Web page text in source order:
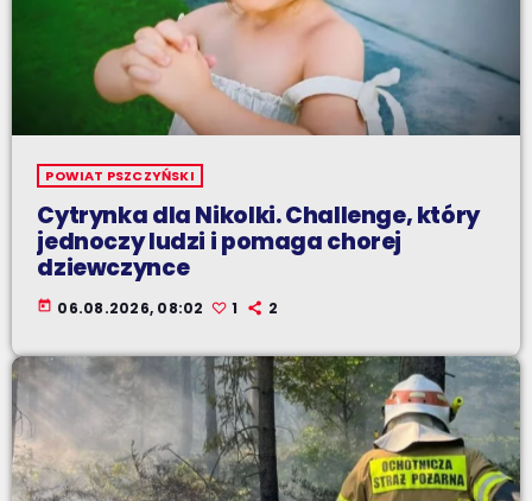
POWIAT PSZCZYŃSKI
Cytrynka dla Nikolki. Challenge, który
jednoczy ludzi i pomaga chorej
dziewczynce
today 06.08.2026, 08:02 1 2